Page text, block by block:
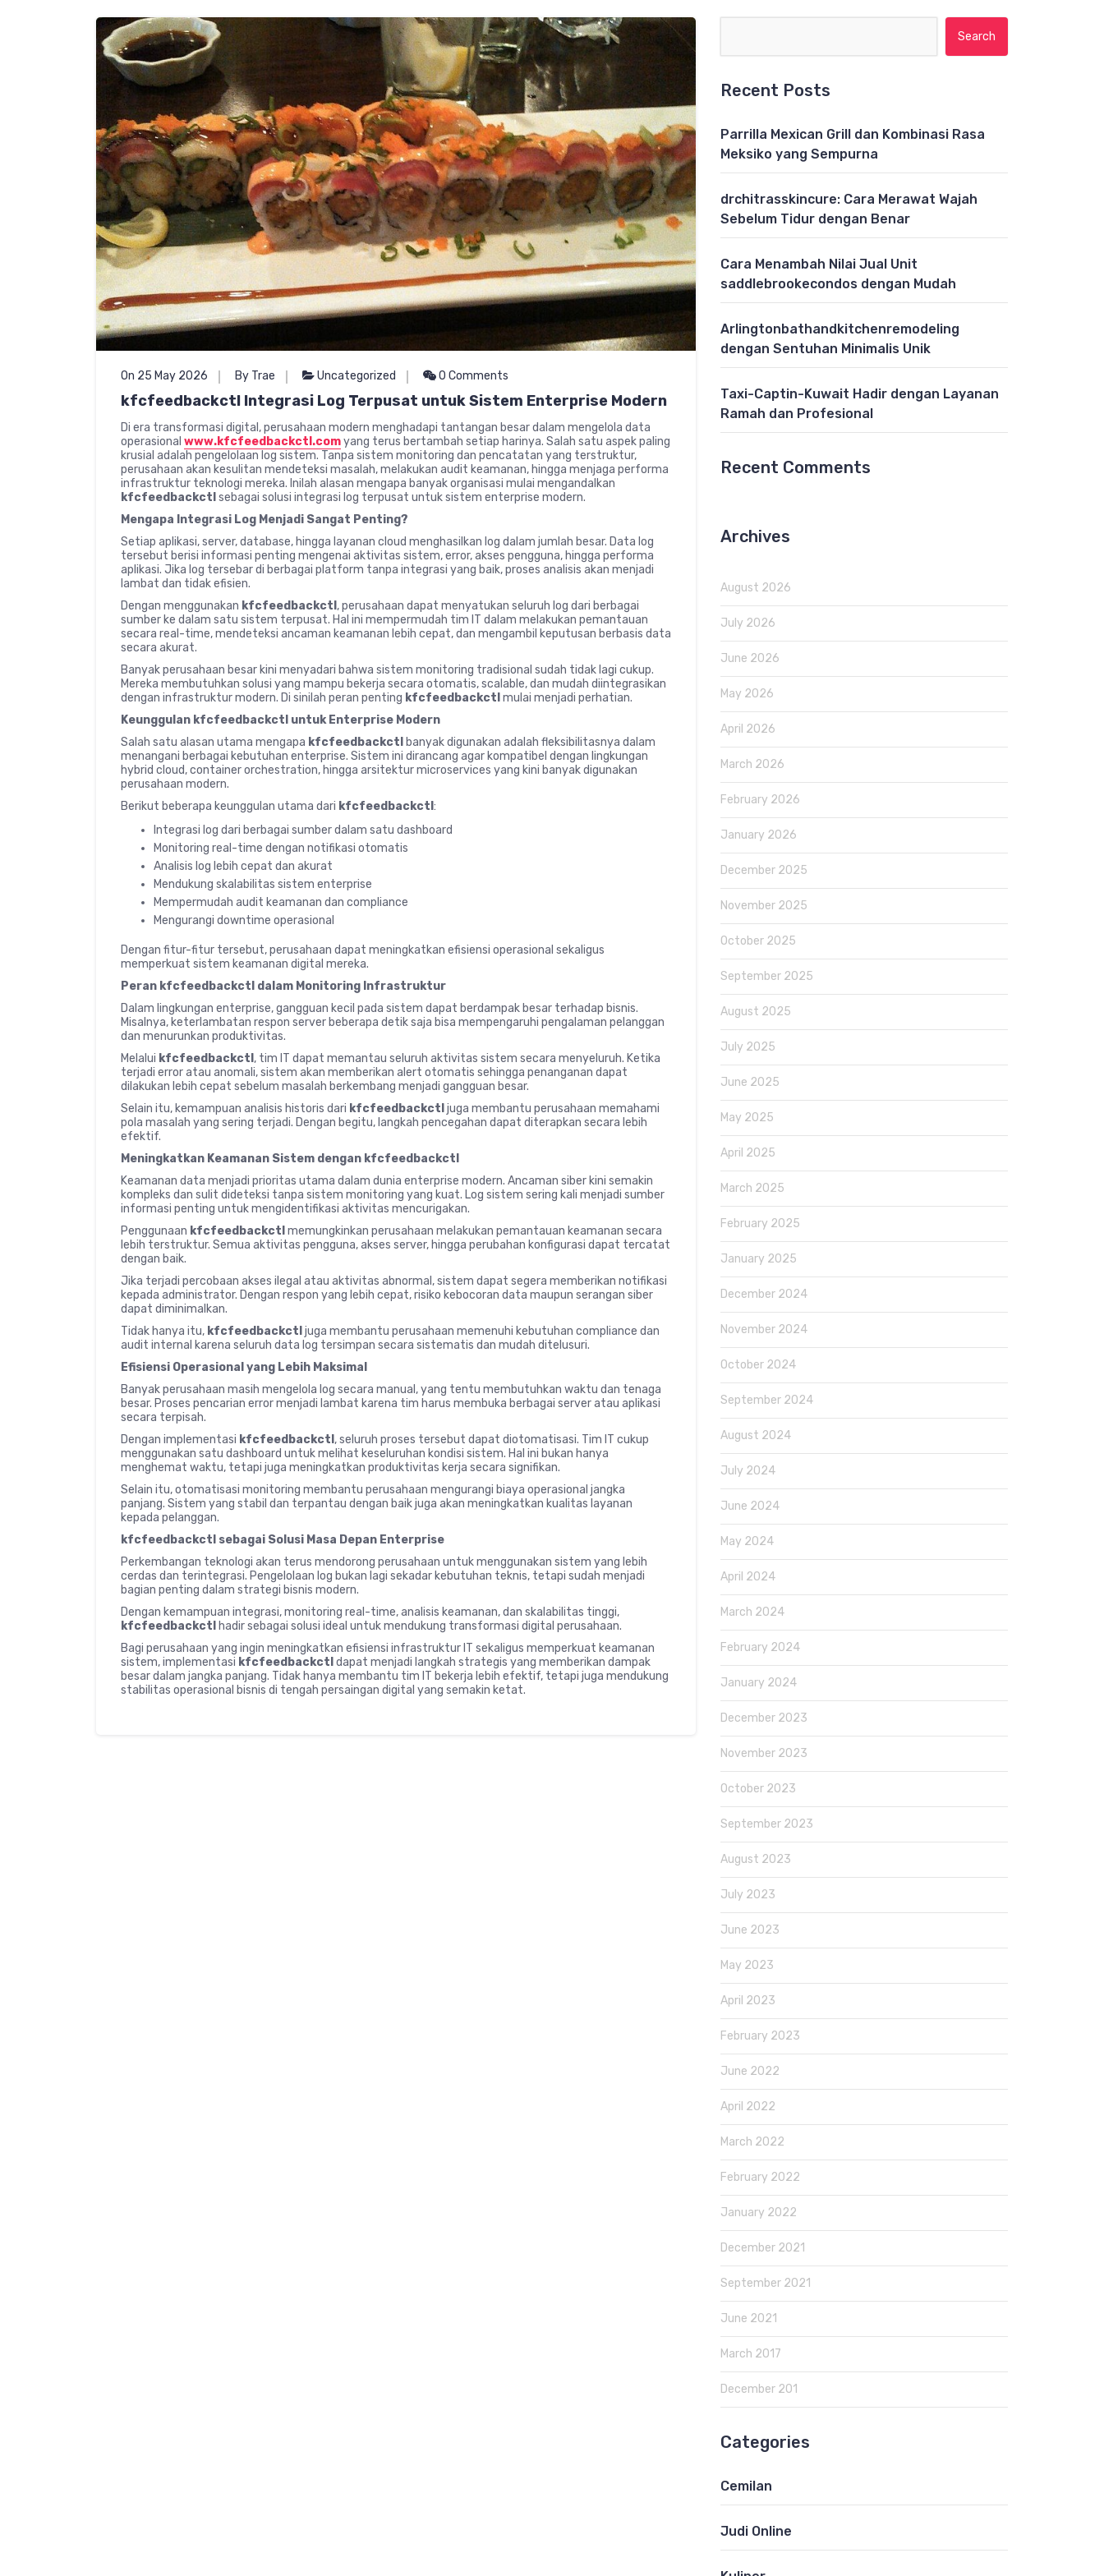
On 25 May 2026 By Trae Uncategorized 0 Comments
kfcfeedbackctl Integrasi Log Terpusat untuk Sistem Enterprise Modern
Di era transformasi digital, perusahaan modern menghadapi tantangan besar dalam mengelola data
operasional www.kfcfeedbackctl.comyang terus bertambah setiap harinya. Salah satu aspek paling
krusial adalah pengelolaan log sistem. Tanpa sistem monitoring dan pencatatan yang terstruktur,
perusahaan akan kesulitan mendeteksi masalah, melakukan audit keamanan, hingga menjaga performa
infrastruktur teknologi mereka. Inilah alasan mengapa banyak organisasi mulai mengandalkan
kfcfeedbackctl sebagai solusi integrasi log terpusat untuk sistem enterprise modern.
Mengapa Integrasi Log Menjadi Sangat Penting?
Setiap aplikasi, server, database, hingga layanan cloud menghasilkan log dalam jumlah besar. Data log
tersebut berisi informasi penting mengenai aktivitas sistem, error, akses pengguna, hingga performa
aplikasi. Jika log tersebar di berbagai platform tanpa integrasi yang baik, proses analisis akan menjadi
lambat dan tidak efisien.
Dengan menggunakan kfcfeedbackctl , perusahaan dapat menyatukan seluruh log dari berbagai
sumber ke dalam satu sistem terpusat. Hal ini mempermudah tim IT dalam melakukan pemantauan
secara real-time, mendeteksi ancaman keamanan lebih cepat, dan mengambil keputusan berbasis data
secara akurat.
Banyak perusahaan besar kini menyadari bahwa sistem monitoring tradisional sudah tidak lagi cukup.
Mereka membutuhkan solusi yang mampu bekerja secara otomatis, scalable, dan mudah diintegrasikan
dengan infrastruktur modern. Di sinilah peran penting kfcfeedbackctl mulai menjadi perhatian.
Keunggulan kfcfeedbackctl untuk Enterprise Modern
Salah satu alasan utama mengapa kfcfeedbackctl banyak digunakan adalah fleksibilitasnya dalam
menangani berbagai kebutuhan enterprise. Sistem ini dirancang agar kompatibel dengan lingkungan
hybrid cloud, container orchestration, hingga arsitektur microservices yang kini banyak digunakan
perusahaan modern.
Berikut beberapa keunggulan utama dari kfcfeedbackctl :
Integrasi log dari berbagai sumber dalam satu dashboard
Monitoring real-time dengan notifikasi otomatis
Analisis log lebih cepat dan akurat
Mendukung skalabilitas sistem enterprise
Mempermudah audit keamanan dan compliance
Mengurangi downtime operasional
Dengan fitur-fitur tersebut, perusahaan dapat meningkatkan efisiensi operasional sekaligus
memperkuat sistem keamanan digital mereka.
Peran kfcfeedbackctl dalam Monitoring Infrastruktur
Dalam lingkungan enterprise, gangguan kecil pada sistem dapat berdampak besar terhadap bisnis.
Misalnya, keterlambatan respon server beberapa detik saja bisa mempengaruhi pengalaman pelanggan
dan menurunkan produktivitas.
Melalui kfcfeedbackctl , tim IT dapat memantau seluruh aktivitas sistem secara menyeluruh. Ketika
terjadi error atau anomali, sistem akan memberikan alert otomatis sehingga penanganan dapat
dilakukan lebih cepat sebelum masalah berkembang menjadi gangguan besar.
Selain itu, kemampuan analisis historis dari kfcfeedbackctl juga membantu perusahaan memahami
pola masalah yang sering terjadi. Dengan begitu, langkah pencegahan dapat diterapkan secara lebih
efektif.
Meningkatkan Keamanan Sistem dengan kfcfeedbackctl
Keamanan data menjadi prioritas utama dalam dunia enterprise modern. Ancaman siber kini semakin
kompleks dan sulit dideteksi tanpa sistem monitoring yang kuat. Log sistem sering kali menjadi sumber
informasi penting untuk mengidentifikasi aktivitas mencurigakan.
Penggunaan kfcfeedbackctl memungkinkan perusahaan melakukan pemantauan keamanan secara
lebih terstruktur. Semua aktivitas pengguna, akses server, hingga perubahan konfigurasi dapat tercatat
dengan baik.
Jika terjadi percobaan akses ilegal atau aktivitas abnormal, sistem dapat segera memberikan notifikasi
kepada administrator. Dengan respon yang lebih cepat, risiko kebocoran data maupun serangan siber
dapat diminimalkan.
Tidak hanya itu, kfcfeedbackctl juga membantu perusahaan memenuhi kebutuhan compliance dan
audit internal karena seluruh data log tersimpan secara sistematis dan mudah ditelusuri.
Efisiensi Operasional yang Lebih Maksimal
Banyak perusahaan masih mengelola log secara manual, yang tentu membutuhkan waktu dan tenaga
besar. Proses pencarian error menjadi lambat karena tim harus membuka berbagai server atau aplikasi
secara terpisah.
Dengan implementasi kfcfeedbackctl , seluruh proses tersebut dapat diotomatisasi. Tim IT cukup
menggunakan satu dashboard untuk melihat keseluruhan kondisi sistem. Hal ini bukan hanya
menghemat waktu, tetapi juga meningkatkan produktivitas kerja secara signifikan.
Selain itu, otomatisasi monitoring membantu perusahaan mengurangi biaya operasional jangka
panjang. Sistem yang stabil dan terpantau dengan baik juga akan meningkatkan kualitas layanan
kepada pelanggan.
kfcfeedbackctl sebagai Solusi Masa Depan Enterprise
Perkembangan teknologi akan terus mendorong perusahaan untuk menggunakan sistem yang lebih
cerdas dan terintegrasi. Pengelolaan log bukan lagi sekadar kebutuhan teknis, tetapi sudah menjadi
bagian penting dalam strategi bisnis modern.
Dengan kemampuan integrasi, monitoring real-time, analisis keamanan, dan skalabilitas tinggi,
kfcfeedbackctl hadir sebagai solusi ideal untuk mendukung transformasi digital perusahaan.
Bagi perusahaan yang ingin meningkatkan efisiensi infrastruktur IT sekaligus memperkuat keamanan
sistem, implementasi kfcfeedbackctl dapat menjadi langkah strategis yang memberikan dampak
besar dalam jangka panjang. Tidak hanya membantu tim IT bekerja lebih efektif, tetapi juga mendukung
stabilitas operasional bisnis di tengah persaingan digital yang semakin ketat.
Recent Posts
Parrilla Mexican Grill dan Kombinasi Rasa
Meksiko yang Sempurna
drchitrasskincure: Cara Merawat Wajah
Sebelum Tidur dengan Benar
Cara Menambah Nilai Jual Unit
saddlebrookecondos dengan Mudah
Arlingtonbathandkitchenremodeling
dengan Sentuhan Minimalis Unik
Taxi-Captin-Kuwait Hadir dengan Layanan
Ramah dan Profesional
Recent Comments
Archives
August 2026
July 2026
June 2026
May 2026
April 2026
March 2026
February 2026
January 2026
December 2025
November 2025
October 2025
September 2025
August 2025
July 2025
June 2025
May 2025
April 2025
March 2025
February 2025
January 2025
December 2024
November 2024
October 2024
September 2024
August 2024
July 2024
June 2024
May 2024
April 2024
March 2024
February 2024
January 2024
December 2023
November 2023
October 2023
September 2023
August 2023
July 2023
June 2023
May 2023
April 2023
February 2023
June 2022
April 2022
March 2022
February 2022
January 2022
December 2021
September 2021
June 2021
March 2017
December 201
Categories
Cemilan
Judi Online